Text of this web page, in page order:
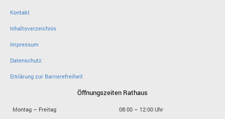
Kontakt
Inhaltsverzeichnis
Impressum
Datenschutz
Erklärung zur Barrierefreiheit
Öffnungszeiten Rathaus
Montag – Freitag
08:00 – 12:00 Uhr